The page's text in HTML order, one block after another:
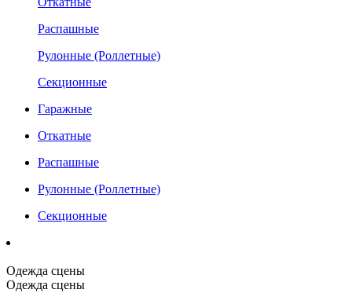
Распашные
Рулонные (Роллетные)
Секционные
Гаражные
Откатные
Распашные
Рулонные (Роллетные)
Секционные
Одежда сцены
Одежда сцены